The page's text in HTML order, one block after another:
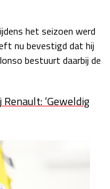
27 - 29 nov
zo 14:00 - 16:00
het seizoen werd
nu bevestigd dat hij
bestuurt daarbij de
‘Geweldig